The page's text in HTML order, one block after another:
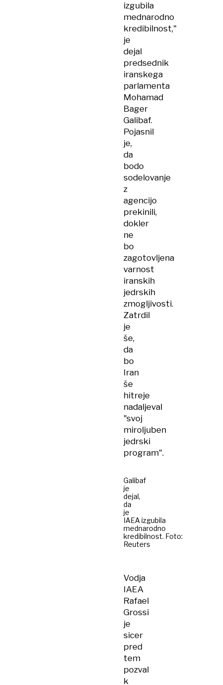
izgubila
mednarodno
kredibilnost,"
je
dejal
predsednik
iranskega
parlamenta
Mohamad
Bager
Galibaf.
Pojasnil
je,
da
bodo
sodelovanje
z
agencijo
prekinili,
dokler
ne
bo
zagotovljena
varnost
iranskih
jedrskih
zmogljivosti.
Zatrdil
je
še,
da
bo
Iran
še
hitreje
nadaljeval
"svoj
miroljuben
jedrski
program".
Galibaf
je
dejal,
da
je
IAEA izgubila
mednarodno
kredibilnost. Foto:
Reuters
Vodja
IAEA
Rafael
Grossi
je
sicer
pred
tem
pozval
k